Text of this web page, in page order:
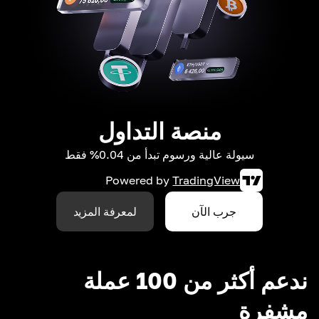
منصة التداول
سيولة عالية ورسوم تبدأ من 0.04% فقط
Powered by TradingView
جرب الآن لمعرفة المزيد
ندعم أكثر من 100 عملة
مشفرة